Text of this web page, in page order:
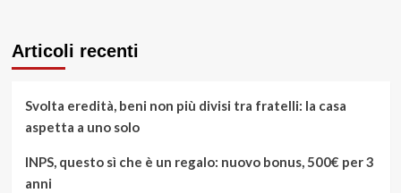
Articoli recenti
Svolta eredità, beni non più divisi tra fratelli: la casa
aspetta a uno solo
INPS, questo sì che è un regalo: nuovo bonus, 500€ per 3
anni